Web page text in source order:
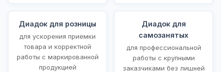
Диадок для розницы
для ускорения приемки
товара и корректной
работы с маркированной
продукцией
Диадок для
самозанятых
для профессиональной
работы с крупными
заказчиками без лишней